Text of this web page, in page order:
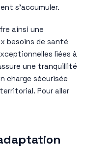
s’accumuler.
ainsi une
besoins de santé
liées à
une tranquillité
charge sécurisée
Pour aller